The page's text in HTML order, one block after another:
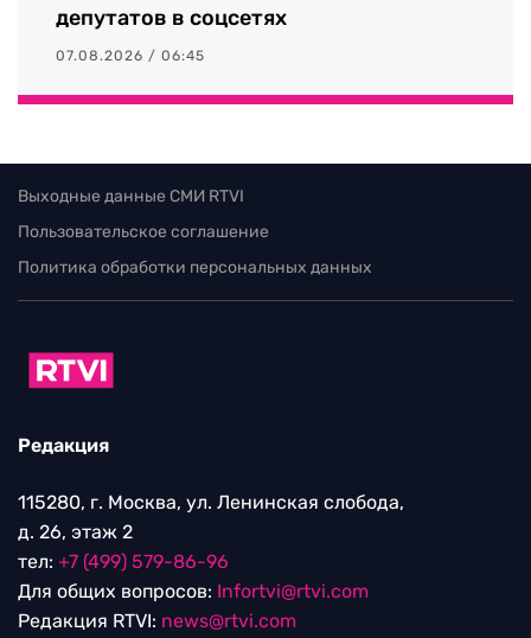
депутатов в соцсетях
07.08.2026 / 06:45
Выходные данные СМИ RTVI
Пользовательское соглашение
Политика обработки персональных данных
Редакция
115280, г. Москва, ул. Ленинская слобода,
д. 26, этаж 2
тел: +7 (499) 579-86-96
Для общих вопросов: Infortvi@rtvi.com
Редакция RTVI: news@rtvi.com